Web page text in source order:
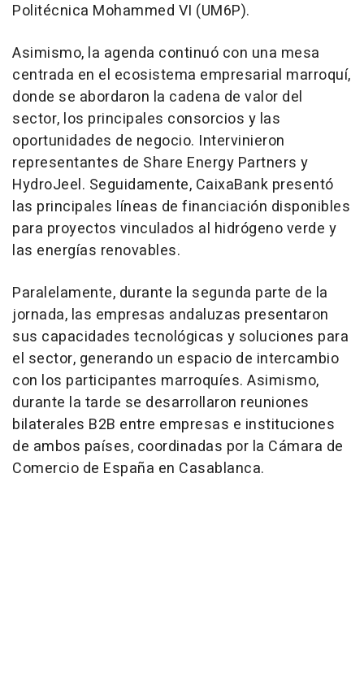
Politécnica Mohammed VI (UM6P).
Asimismo, la agenda continuó con una mesa
centrada en el ecosistema empresarial marroquí,
donde se abordaron la cadena de valor del
sector, los principales consorcios y las
oportunidades de negocio. Intervinieron
representantes de Share Energy Partners y
HydroJeel. Seguidamente, CaixaBank presentó
las principales líneas de financiación disponibles
para proyectos vinculados al hidrógeno verde y
las energías renovables.
Paralelamente, durante la segunda parte de la
jornada, las empresas andaluzas presentaron
sus capacidades tecnológicas y soluciones para
el sector, generando un espacio de intercambio
con los participantes marroquíes. Asimismo,
durante la tarde se desarrollaron reuniones
bilaterales B2B entre empresas e instituciones
de ambos países, coordinadas por la Cámara de
Comercio de España en Casablanca.